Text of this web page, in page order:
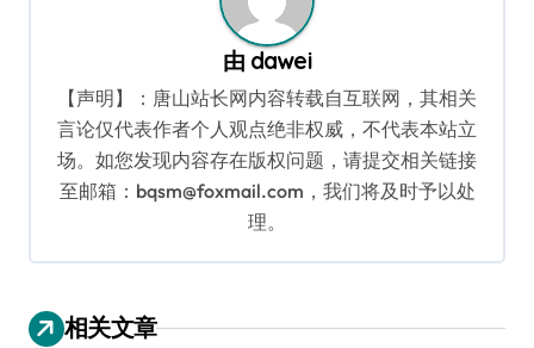
由 dawei
【声明】：唐山站长网内容转载自互联网，其相关
言论仅代表作者个人观点绝非权威，不代表本站立
场。如您发现内容存在版权问题，请提交相关链接
至邮箱：bqsm@foxmail.com，我们将及时予以处
理。
相关文章